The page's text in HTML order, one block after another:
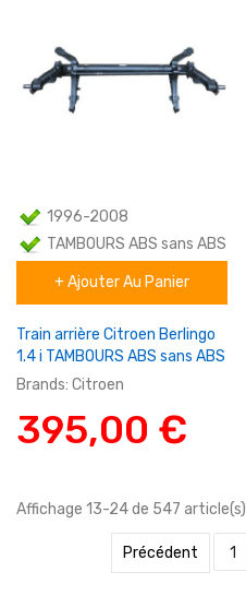
1996-2008
TAMBOURS ABS sans ABS
Familial
+ Ajouter Au Panier
Train arrière Citroen Berlingo
1.4 i TAMBOURS ABS sans ABS
Brands: Citroen
395,00 €
Affichage 13-24 de 547 article(s)
Précédent 1